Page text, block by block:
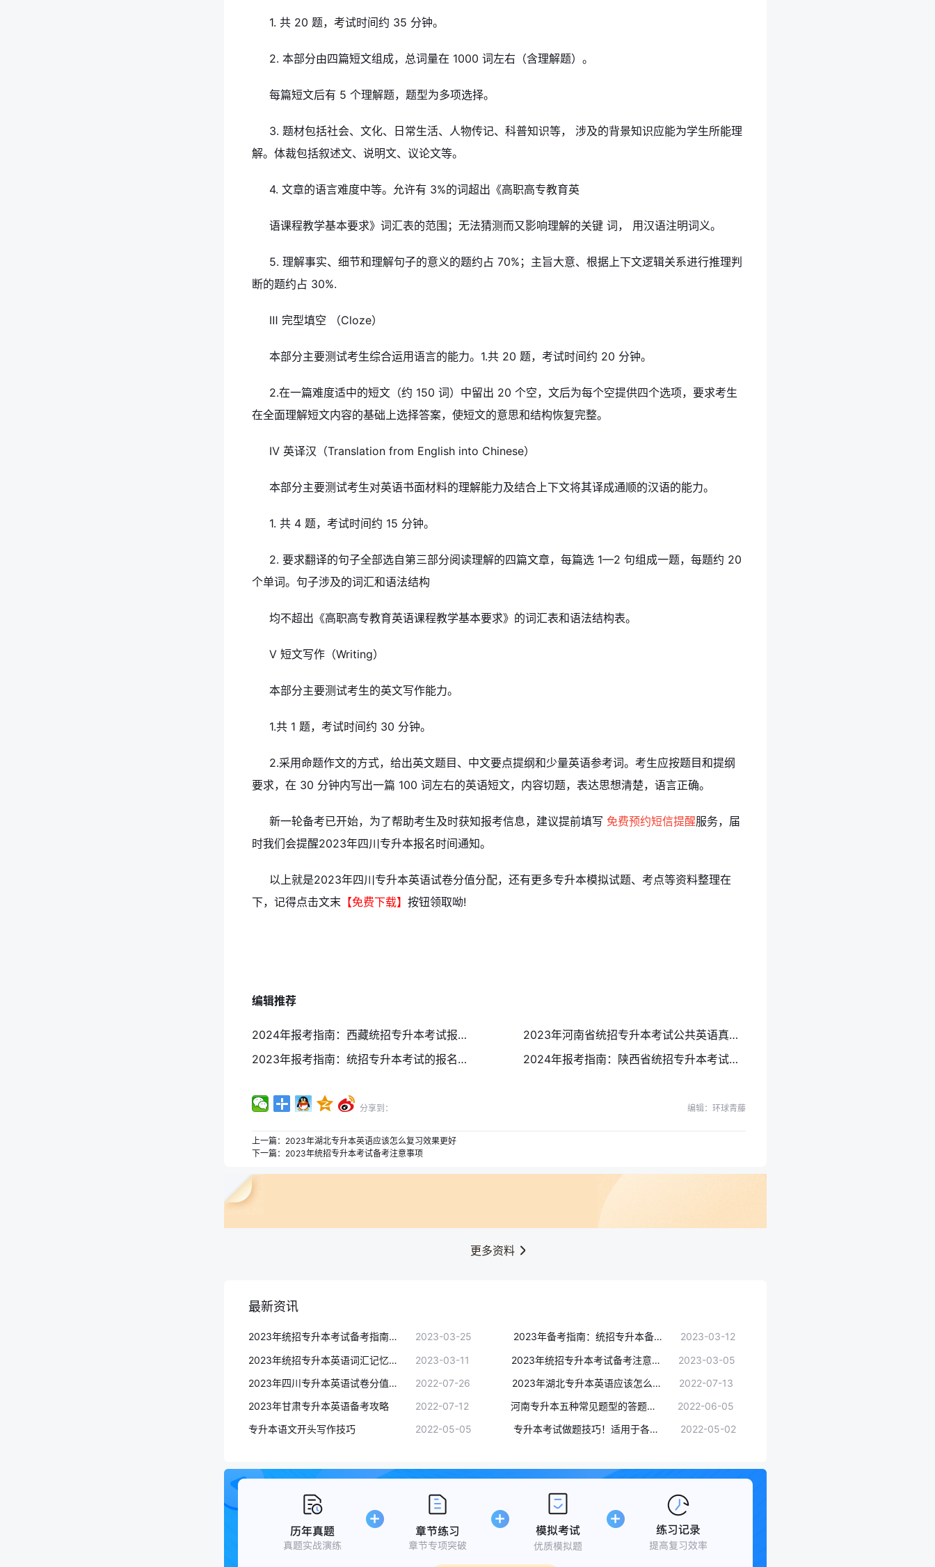
1. 共 20 题，考试时间约 35 分钟。
2. 本部分由四篇短文组成，总词量在 1000 词左右（含理解题）。
每篇短文后有 5 个理解题，题型为多项选择。
3. 题材包括社会、文化、日常生活、人物传记、科普知识等， 涉及的背景知识应能为学生所能理
解。体裁包括叙述文、说明文、议论文等。
4. 文章的语言难度中等。允许有 3%的词超出《高职高专教育英
语课程教学基本要求》词汇表的范围；无法猜测而又影响理解的关键 词， 用汉语注明词义。
5. 理解事实、细节和理解句子的意义的题约占 70%；主旨大意、根据上下文逻辑关系进行推理判
断的题约占 30%.
Ⅲ 完型填空 （Cloze）
本部分主要测试考生综合运用语言的能力。1.共 20 题，考试时间约 20 分钟。
2.在一篇难度适中的短文（约 150 词）中留出 20 个空，文后为每个空提供四个选项，要求考生
在全面理解短文内容的基础上选择答案，使短文的意思和结构恢复完整。
Ⅳ 英译汉（Translation from English into Chinese）
本部分主要测试考生对英语书面材料的理解能力及结合上下文将其译成通顺的汉语的能力。
1. 共 4 题，考试时间约 15 分钟。
2. 要求翻译的句子全部选自第三部分阅读理解的四篇文章，每篇选 1—2 句组成一题，每题约 20
个单词。句子涉及的词汇和语法结构
均不超出《高职高专教育英语课程教学基本要求》的词汇表和语法结构表。
Ⅴ 短文写作（Writing）
本部分主要测试考生的英文写作能力。
1.共 1 题，考试时间约 30 分钟。
2.采用命题作文的方式，给出英文题目、中文要点提纲和少量英语参考词。考生应按题目和提纲
要求，在 30 分钟内写出一篇 100 词左右的英语短文，内容切题，表达思想清楚，语言正确。
新一轮备考已开始，为了帮助考生及时获知报考信息，建议提前填写 免费预约短信提醒服务，届
时我们会提醒2023年四川专升本报名时间通知。
以上就是2023年四川专升本英语试卷分值分配，还有更多专升本模拟试题、考点等资料整理在
下，记得点击文末 【免费下载】 按钮领取呦!
编辑推荐
2024年报考指南：西藏统招专升本考试报名条件
2023年河南省统招专升本考试公共英语真题及答案解析（网络版）
2023年报考指南：统招专升本考试的报名入口
2024年报考指南：陕西省统招专升本考试招生对象
分享到： 编辑：环球青藤
上一篇： 2023年湖北专升本英语应该怎么复习效果更好
下一篇： 2023年统招专升本考试备考注意事项
更多资料
最新资讯
2023年统招专升本考试备考指南：不同阶段考生应做的事项汇总 2023-03-25 2023年备考指南：统招专升本备考过程中有效缓解焦虑的方法推荐
2023-03-12
2023年统招专升本英语词汇记忆效率倍增的三个技巧
2023-03-11 2023年统招专升本考试备考注意事项
2023-03-05
2023年四川专升本英语试卷分值分配
2022-07-26 2023年湖北专升本英语应该怎么复习效果更好
2022-07-13
2023年甘肃专升本英语备考攻略
2022-07-12 河南专升本五种常见题型的答题方法
2022-06-05
专升本语文开头写作技巧
2022-05-05 专升本考试做题技巧！适用于各科目 2022-05-02